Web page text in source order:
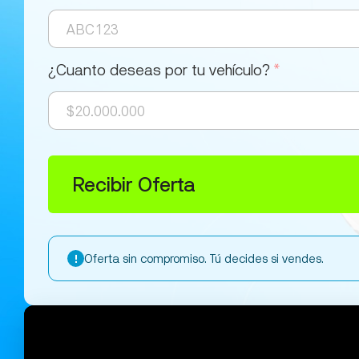
¿Cuanto deseas por tu vehículo? *
Recibir Oferta
! Oferta sin compromiso. Tú decides si vendes.